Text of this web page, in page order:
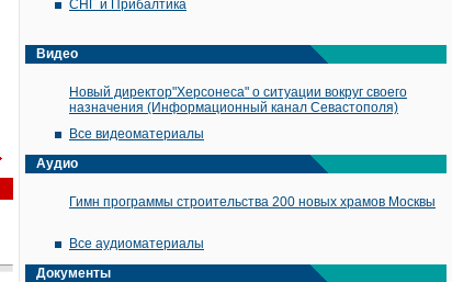
СНГ и Прибалтика
Видео
Новый директор"Херсонеса" о ситуации вокруг своего
назначения (Информационный канал Севастополя)
Все видеоматериалы
Аудио
Гимн программы строительства 200 новых храмов Москвы
Все аудиоматериалы
Документы